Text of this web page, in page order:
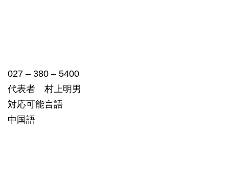
027 – 380 – 5400
代表者 村上明男
対応可能言語
中国語